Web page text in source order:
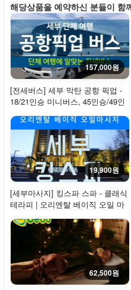
해당상품을 예약하신 분들이 함
157,000원
[전세버스] 세부 막탄 공항 픽업 -
18/21인승 미니버스, 45인승/49인
승
19,900원
[세부마사지] 킹스파 스파 - 클래식
테라피 | 오리엔탈 베이직 오일 마
사지 60...
62,500원